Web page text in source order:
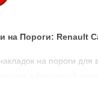
на Пороги: Renault
на пороги